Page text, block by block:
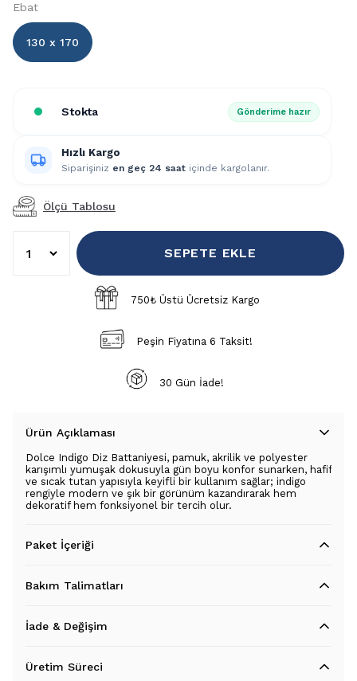
Ebat
130 x 170
Stokta Gönderime hazır
Hızlı Kargo
Siparişiniz en geç 24 saat içinde kargolanır.
Ölçü Tablosu
SEPETE EKLE
750₺ Üstü Ücretsiz Kargo
Peşin Fiyatına 6 Taksit!
30 Gün İade!
Ürün Açıklaması
Dolce Indigo Diz Battaniyesi, pamuk, akrilik ve polyester
karışımlı yumuşak dokusuyla gün boyu konfor sunarken, hafif
ve sıcak tutan yapısıyla keyifli bir kullanım sağlar; indigo
rengiyle modern ve şık bir görünüm kazandırarak hem
dekoratif hem fonksiyonel bir tercih olur.
Paket İçeriği
Bakım Talimatları
İade & Değişim
Üretim Süreci